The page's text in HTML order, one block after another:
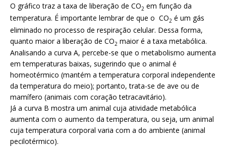
O gráfico traz a taxa de liberação de CO2 em função da
temperatura. É importante lembrar de que o CO2 é um gás
eliminado no processo de respiração celular. Dessa forma,
quanto maior a liberação de CO2 maior é a taxa metabólica.
Analisando a curva A, percebe-se que o metabolismo aumenta
em temperaturas baixas, sugerindo que o animal é
homeotérmico (mantém a temperatura corporal independente
da temperatura do meio); portanto, trata-se de ave ou de
mamífero (animais com coração tetracavitário).
Já a curva B mostra um animal cuja atividade metabólica
aumenta com o aumento da temperatura, ou seja, um animal
cuja temperatura corporal varia com a do ambiente (animal
pecilotérmico).